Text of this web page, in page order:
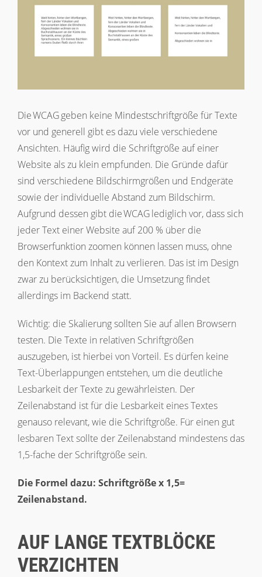
Die WCAG geben keine Mindestschriftgröße für Texte
vor und generell gibt es dazu viele verschiedene
Ansichten. Häufig wird die Schriftgröße auf einer
Website als zu klein empfunden. Die Gründe dafür
sind verschiedene Bildschirmgrößen und Endgeräte
sowie der individuelle Abstand zum Bildschirm.
Aufgrund dessen gibt die WCAG lediglich vor, dass sich
jeder Text einer Website auf 200 % über die
Browserfunktion zoomen können lassen muss, ohne
den Kontext zum Inhalt zu verlieren. Das ist im Design
zwar zu berücksichtigen, die Umsetzung findet
allerdings im Backend statt.
Wichtig: die Skalierung sollten Sie auf allen Browsern
testen. Die Texte in relativen Schriftgrößen
auszugeben, ist hierbei von Vorteil. Es dürfen keine
Text-Überlappungen entstehen, um die deutliche
Lesbarkeit der Texte zu gewährleisten. Der
Zeilenabstand ist für die Lesbarkeit eines Textes
genauso relevant, wie die Schriftgröße. Für einen gut
lesbaren Text sollte der Zeilenabstand mindestens das
1,5-fache der Schriftgröße sein.
Die Formel dazu: Schriftgröße x 1,5=
Zeilenabstand.
AUF LANGE TEXTBLÖCKE
VERZICHTEN